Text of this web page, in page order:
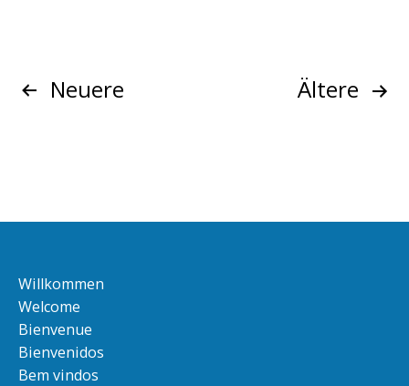
Beitragsnavigation
Neuere Ältere
Willkommen
Welcome
Bienvenue
Bienvenidos
Bem vindos